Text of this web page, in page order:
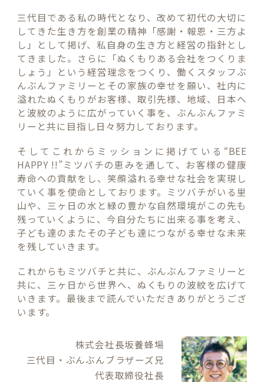
株式会社長坂養蜂場
三代目・ぶんぶんブラザーズ兄
代表取締役社長
三代目である私の時代となり、改めて初代の大切に
してきた生き方を創業の精神「感謝・報恩・三方よ
し」として掲げ、私自身の生き方と経営の指針とし
てきました。さらに「ぬくもりある会社をつくりま
しょう」という経営理念をつくり、働くスタッフぶ
んぶんファミリーとその家族の幸せを願い、社内に
溢れたぬくもりがお客様、取引先様、地域、日本へ
と波紋のように広がっていく事を、ぶんぶんファミ
リーと共に目指し日々努力しております。
そしてこれからミッションに掲げている“BEE
HAPPY !!”ミツバチの恵みを通して、お客様の健康
寿命への貢献をし、笑顔溢れる幸せな社会を実現し
ていく事を使命としております。ミツバチがいる里
山や、三ヶ日の水と緑の豊かな自然環境がこの先も
残っていくように、今自分たちに出来る事を考え、
子ども達のまたその子ども達につながる幸せな未来
を残していきます。
これからもミツバチと共に、ぶんぶんファミリーと
共に、三ヶ日から世界へ、ぬくもりの波紋を広げて
いきます。最後まで読んでいただきありがとうござ
います。